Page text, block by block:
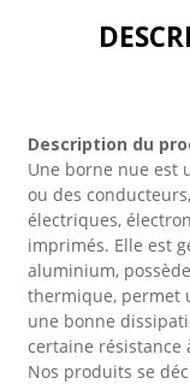
Description du
Une borne nue est
ou des
électriques,
imprimés. Elle est
aluminium,
thermique, permet
une bonne
certaine résistance
Nos produits se